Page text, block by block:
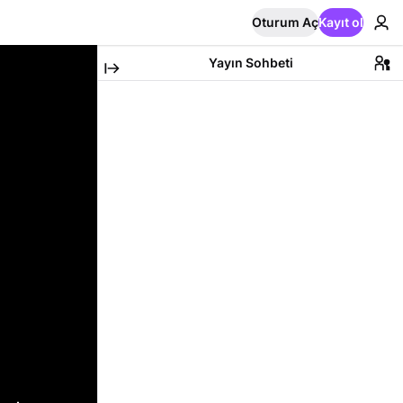
Oturum AçKayıt ol
Yayın Sohbeti